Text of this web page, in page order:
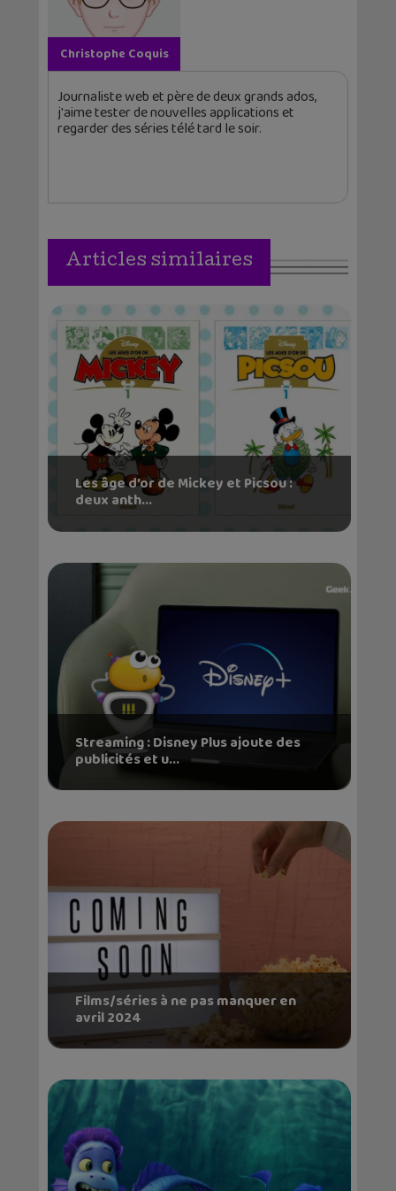
Christophe Coquis
Journaliste web et père de deux grands ados,
j'aime tester de nouvelles applications et
regarder des séries télé tard le soir.
Articles similaires
Les âge d’or de Mickey et Picsou :
deux anth...
Streaming : Disney Plus ajoute des
publicités et u...
Films/séries à ne pas manquer en
avril 2024